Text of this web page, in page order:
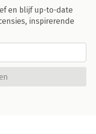
en blijf up-to-date
inspirerende